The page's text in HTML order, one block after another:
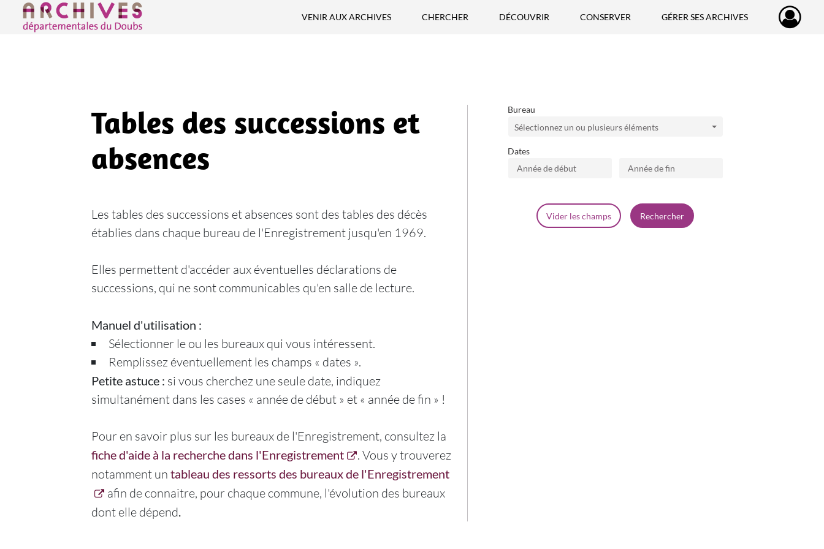
Archives départementales du Doubs VENIR AUX ARCHIVES CHERCHER DÉCOUVRIR CONSERVER GÉRER SES ARCHIVES
Tables des successions et
absences
Les tables des successions et absences sont des tables des décès
établies dans chaque bureau de l'Enregistrement jusqu'en 1969.
Elles permettent d'accéder aux éventuelles déclarations de
successions, qui ne sont communicables qu'en salle de lecture.
Manuel d'utilisation :
Sélectionner le ou les bureaux qui vous intéressent.
Remplissez éventuellement les champs « dates ».
Petite astuce : si vous cherchez une seule date, indiquez
simultanément dans les cases « année de début » et « année de fin » !
Pour en savoir plus sur les bureaux de l'Enregistrement, consultez la
fiche d'aide à la recherche dans l'Enregistrement
. Vous y trouverez
notamment untableau des ressorts des bureaux de l'Enregistrement
afin de connaitre, pour chaque commune, l'évolution des bureaux
dont elle dépend.
Bureau
Sélectionnez un ou plusieurs éléments
Dates
Vider les champs Rechercher